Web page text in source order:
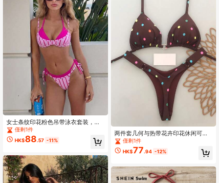
女士条纹印花粉色吊带泳衣套装，撞
色侧系带可调节三角泳裤，适合情人
节、海滩度假等夏季穿着。
僅剩1件
HK$88.57 -11%
两件套几何与热带花卉印花休闲可爱
优雅性感波西米亚风系带比基尼泳装
套装，适合女士春夏海滩度假。
僅剩1件
HK$77.94 -12%